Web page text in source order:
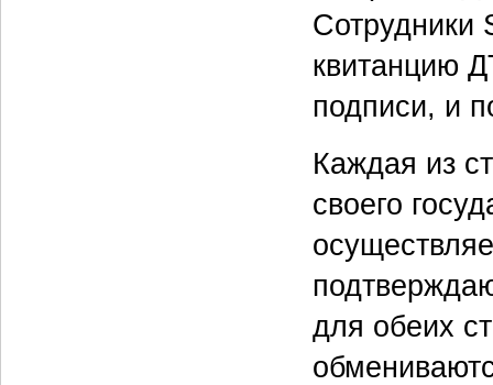
Сотрудники
квитанцию
подписи, и
Каждая из
своего
для обеих